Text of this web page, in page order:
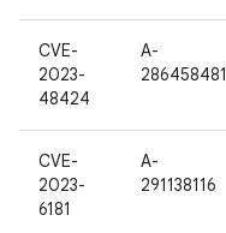
CVE-
2023-
48424
A-
286458481
CVE-
2023-
6181
A-
291138116